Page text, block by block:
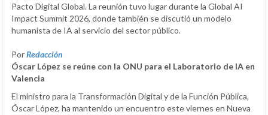
Pacto Digital Global. La reunión tuvo lugar durante la Global AI
Impact Summit 2026, donde también se discutió un modelo
humanista de IA al servicio del sector público.
PorRedacción
Óscar López se reúne con la ONU para el Laboratorio de IA en
Valencia
El ministro para la Transformación Digital y de la Función Pública,
Óscar López, ha mantenido un encuentro este viernes en Nueva